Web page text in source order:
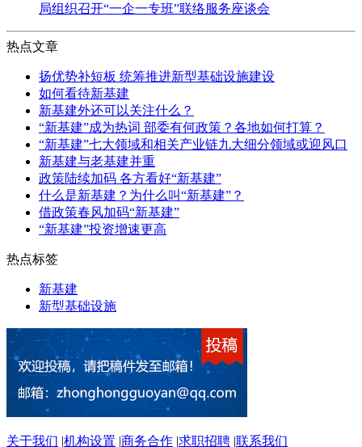
局组织召开“一企一专班”联络服务座谈会
热点文章
扬优势补短板 统筹推进新型基础设施建设
如何看待新基建
新基建外还可以关注什么？
“新基建”成为热词 部委有何政策？各地如何打算？
“新基建”七大领域和相关产业链九大细分领域或迎风口
新基建与老基建并重
政策陆续加码 各方看好“新基建”
什么是新基建？为什么叫“新基建”？
借政策春风加码“新基建”
“新基建”投资增速更高
热点标签
新基建
新型基础设施
关于我们 |机构设置 |商务合作 |求职招聘 |联系我们